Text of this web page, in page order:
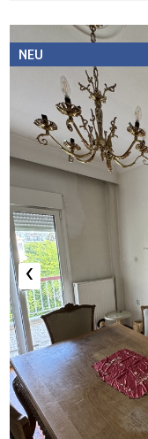
‹
NEU